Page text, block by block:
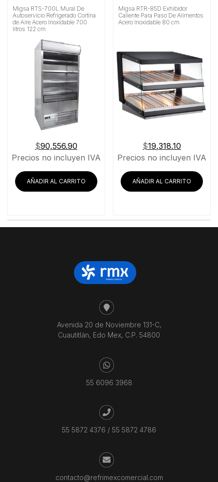
Migsa RTS-700L Mural De
Autoservicio Refrigerado Cortina
de Aire Acero Inoxidable 700
litros 122 cm
$90,556.90
Precios no incluyen IVA
AÑADIR AL CARRITO
Migsa RTR-85D Exhibidor
Caliente Para Paso De Alimentos
Acero Inoxidable 80 cm
$19,318.10
Precios no incluyen IVA
AÑADIR AL CARRITO
Avenida 20 de Noviembre 131-C,
Cuautitlán, Edo Mex, C.P. 54800
55 6096 3968
55 5872 4376 / 55 5872 4786
contacto@refrimexcomercial.com